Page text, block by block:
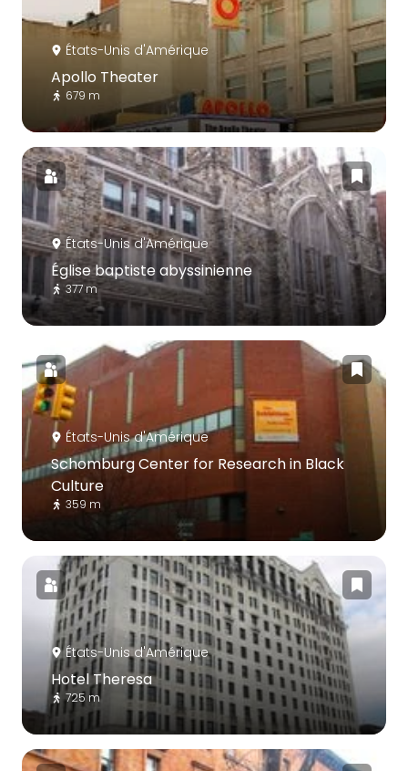
États-Unis d'Amérique
Apollo Theater
679 m
États-Unis d'Amérique
Église baptiste abyssinienne
377 m
États-Unis d'Amérique
Schomburg Center for Research in Black
Culture
359 m
États-Unis d'Amérique
Hotel Theresa
725 m